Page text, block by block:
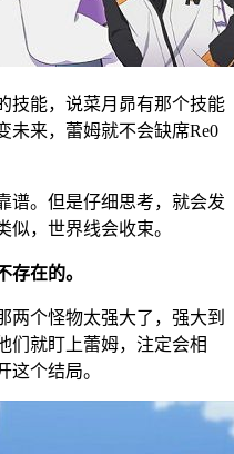
技能，说菜月昴有那个技能
未来，蕾姆就不会缺席Re0
谱。但是仔细思考，就会发
，世界线会收束。
存在的。
两个怪物太强大了，强大到
们就盯上蕾姆，注定会相
这个结局。